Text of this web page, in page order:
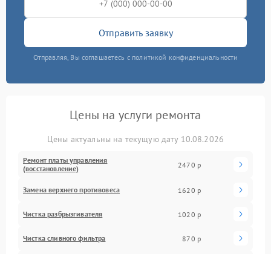
Отправить заявку
Отправляя, Вы соглашаетесь с политикой конфиденциальности
Цены на услуги ремонта
Цены актуальны на текущую дату 10.08.2026
Ремонт платы управления
(восстановление)
2470 р
Замена верхнего противовеса 1620 р
Чистка разбрызгивателя 1020 р
Чистка сливного фильтра 870 р